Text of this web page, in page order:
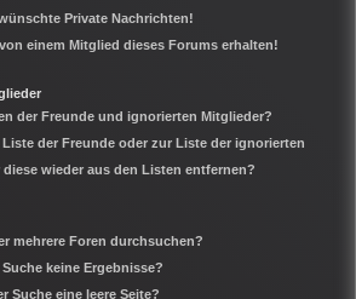
Private Nachrichten!
einem Mitglied dieses Forums erhalten!
der Freunde und ignorierten Mitglieder?
der Freunde oder zur Liste der ignorierten
wieder aus den Listen entfernen?
mehrere Foren durchsuchen?
keine Ergebnisse?
Suche eine leere Seite?